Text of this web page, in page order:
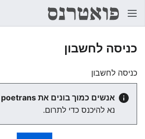
כניסה לחשבון
כניסה לחשבון
אנשים כמוך בונים את poetrans
נא להיכנס כדי לתרום.